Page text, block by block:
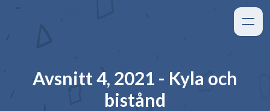
Avsnitt 4, 2021 - Kyla och
bistånd